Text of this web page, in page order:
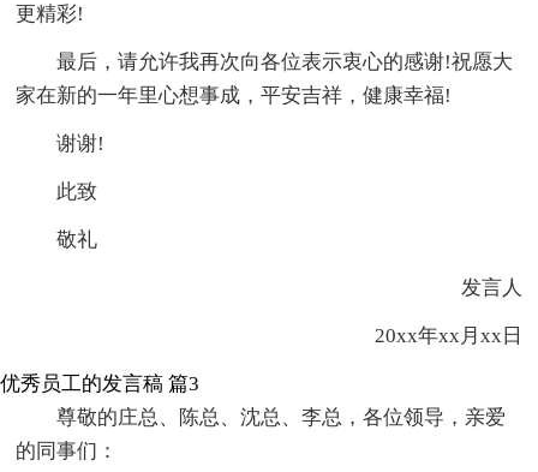
更精彩!
最后，请允许我再次向各位表示衷心的感谢!祝愿大
家在新的一年里心想事成，平安吉祥，健康幸福!
谢谢!
此致
敬礼
发言人
20xx年xx月xx日
优秀员工的发言稿 篇3
尊敬的庄总、陈总、沈总、李总，各位领导，亲爱
的同事们：